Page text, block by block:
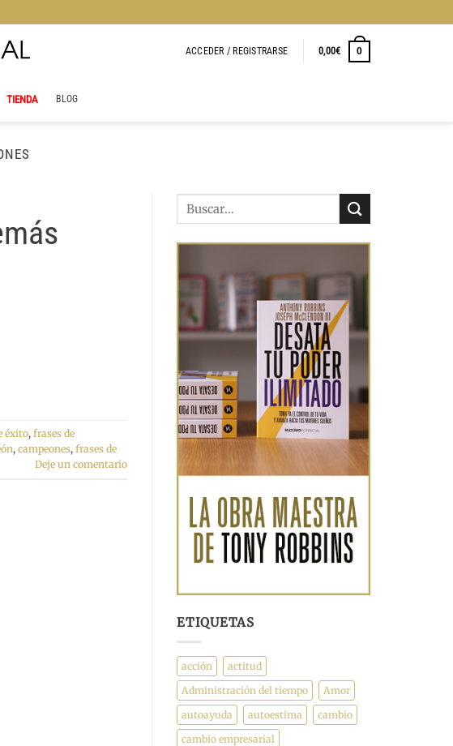
ACCEDER / REGISTRARSE 0,00€ 0
TIENDA BLOG
éxito, frases de
, campeones, frases de
Deje un comentario
ETIQUETAS
acción
actitud
Administración del tiempo
Amor
autoayuda
autoestima
cambio
cambio empresarial